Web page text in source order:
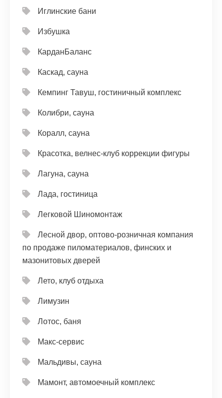
Иглинские бани
Избушка
КарданБаланс
Каскад, сауна
Кемпинг Тавуш, гостиничный комплекс
Колибри, сауна
Коралл, сауна
Красотка, велнес-клуб коррекции фигуры
Лагуна, сауна
Лада, гостиница
Легковой Шиномонтаж
Лесной двор, оптово-розничная компания
по продаже пиломатериалов, финских и
мазонитовых дверей
Лето, клуб отдыха
Лимузин
Лотос, баня
Макс-сервис
Мальдивы, сауна
Мамонт, автомоечный комплекс